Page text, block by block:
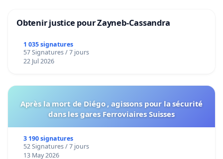
Obtenir justice pour Zayneb-Cassandra
1 035 signatures
57 Signatures / 7 jours
22 Jul 2026
Après la mort de Diégo , agissons pour la sécurité
dans les gares Ferroviaires Suisses
3 190 signatures
52 Signatures / 7 jours
13 May 2026